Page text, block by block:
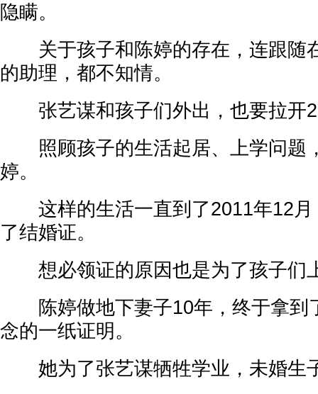
隐瞒。
关于孩子和陈婷的存在，连跟随
的助理，都不知情。
张艺谋和孩子们外出，也要拉开
照顾孩子的生活起居、上学问题
婷。
这样的生活一直到了2011年12月
了结婚证。
想必领证的原因也是为了孩子们
陈婷做地下妻子10年，终于拿到
念的一纸证明。
她为了张艺谋牺牲学业，未婚生